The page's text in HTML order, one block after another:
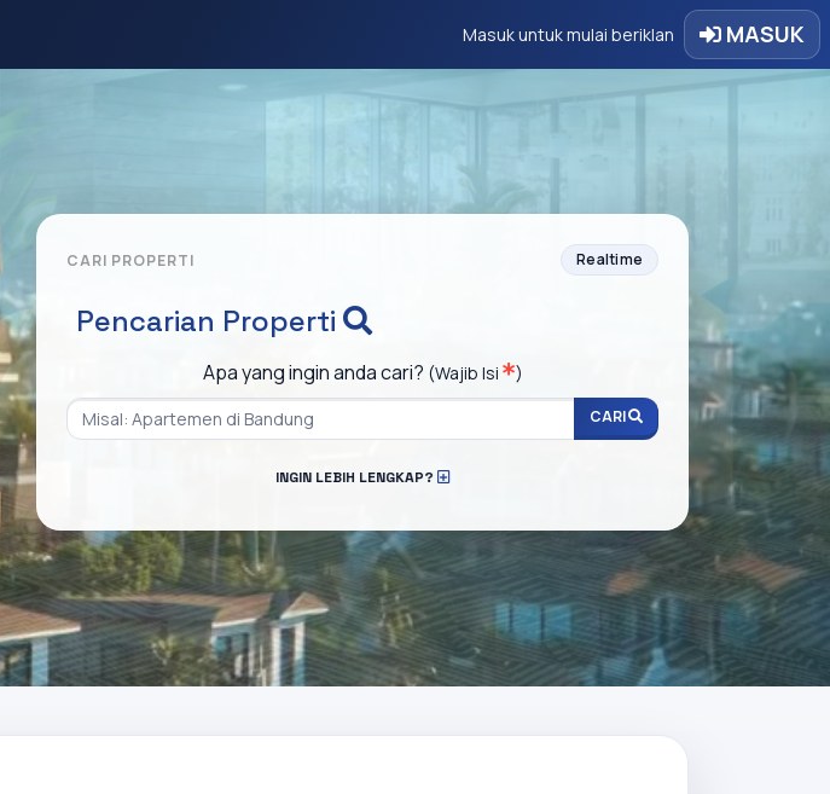
Masuk untuk mulai beriklan MASUK
CARI PROPERTI Realtime
Pencarian Properti
Apa yang ingin anda cari? (Wajib Isi )
CARI
INGIN LEBIH LENGKAP?